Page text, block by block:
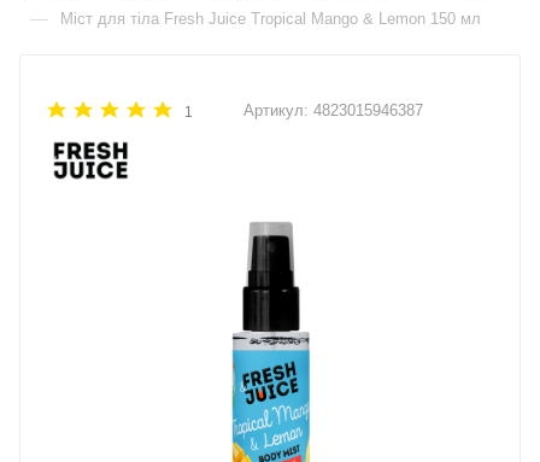
— Міст для тіла Fresh Juice Tropical Mango & Lemon 150 мл
1 Артикул: 4823015946387